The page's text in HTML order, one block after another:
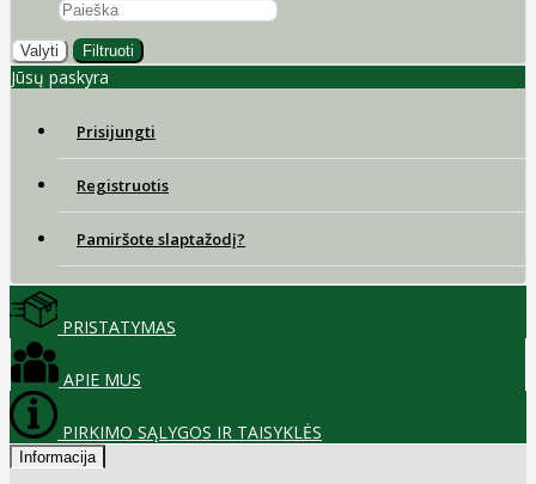
Valyti Filtruoti
Jūsų paskyra
Prisijungti
Registruotis
Pamiršote slaptažodį?
PRISTATYMAS
APIE MUS
PIRKIMO SĄLYGOS IR TAISYKLĖS
Informacija